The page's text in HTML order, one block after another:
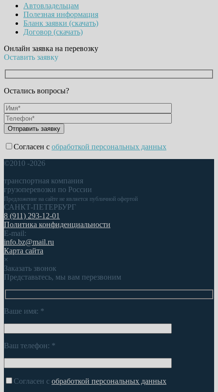
Автовладельцам
Полезная информация
Бланк заявки (скачать)
Договор (скачать)
Онлайн заявка на перевозку
Оставить заявку
Остались вопросы?
Согласен с обработкой персональных данных
©2010 -2026
транспортная компания
грузоперевозки по России
Предложение на сайте не является публичной офертой
САНКТ-ПЕТЕРБУРГ
8 (911) 293-12-01
Политика конфиденциальности
E-mail:
info.bz@mail.ru
Карта сайта
×
Заказать звонок
Представьтесь, мы вам перезвоним
Ваше имя: *
Ваш телефон: *
Согласен с обработкой персональных данных